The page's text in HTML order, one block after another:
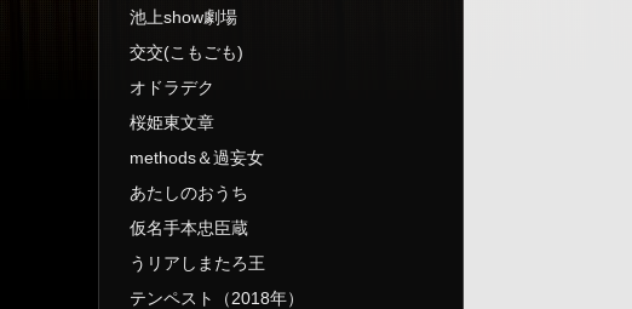
池上show劇場
交交(こもごも)
オドラデク
桜姫東文章
methods＆過妄女
あたしのおうち
仮名手本忠臣蔵
うリアしまたろ王
テンペスト（2018年）